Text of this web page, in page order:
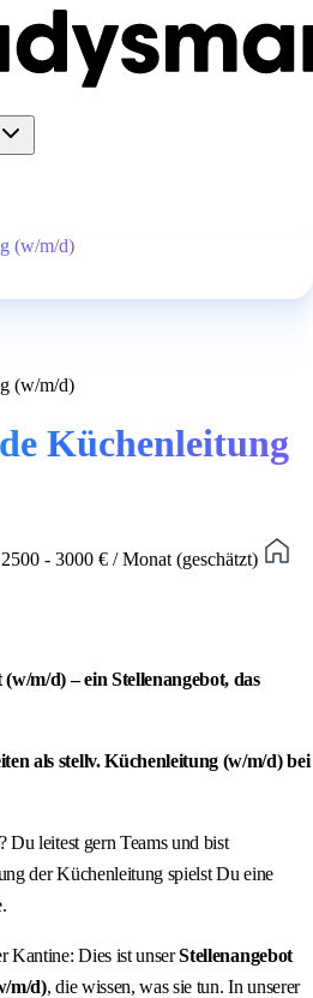
(w/m/d)
(w/m/d)
Küchenleitung
2500 - 3000 € / Monat (geschätzt)
m/d) – ein Stellenangebot, das
als stellv. Küchenleitung (w/m/d) bei
Du leitest gern Teams und bist
der Küchenleitung spielst Du eine
Kantine: Dies ist unserStellenangebot
m/d), die wissen, was sie tun. In unserer